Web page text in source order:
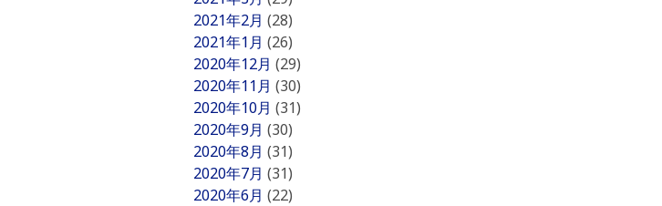
2021年2月 (28)
2021年1月 (26)
2020年12月 (29)
2020年11月 (30)
2020年10月 (31)
2020年9月 (30)
2020年8月 (31)
2020年7月 (31)
2020年6月 (22)